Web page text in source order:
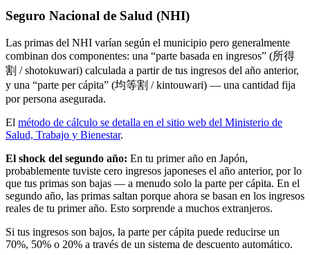
Seguro Nacional de Salud (NHI)
Las primas del NHI varían según el municipio pero generalmente
combinan dos componentes: una “parte basada en ingresos” (所得
割 / shotokuwari) calculada a partir de tus ingresos del año anterior,
y una “parte per cápita” (均等割 / kintouwari) — una cantidad fija
por persona asegurada.
El método de cálculo se detalla en el sitio web del Ministerio de
Salud, Trabajo y Bienestar.
El shock del segundo año: En tu primer año en Japón,
probablemente tuviste cero ingresos japoneses el año anterior, por lo
que tus primas son bajas — a menudo solo la parte per cápita. En el
segundo año, las primas saltan porque ahora se basan en los ingresos
reales de tu primer año. Esto sorprende a muchos extranjeros.
Si tus ingresos son bajos, la parte per cápita puede reducirse un
70%, 50% o 20% a través de un sistema de descuento automático.